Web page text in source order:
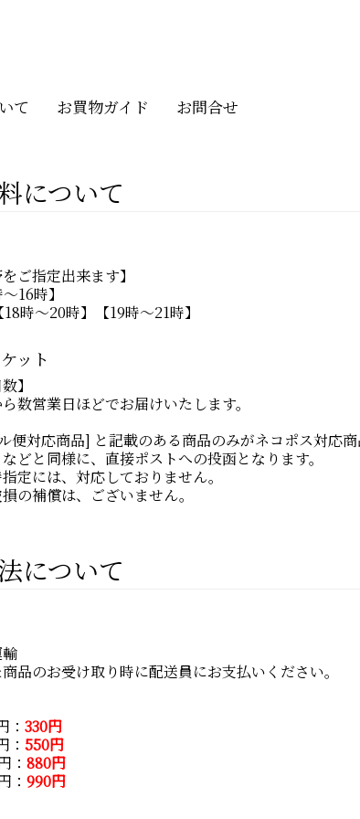
て お買物ガイド お問合せ
について
ご指定出来ます】
16時】
18時～20時】【19時～21時】
ット
】
数営業日ほどでお届けいたします。
対応商品] と記載のある商品のみがネコポス対応商
どと同様に、直接ポストへの投函となります。
定には、対応しておりません。
の補償は、ございません。
について
輸
品のお受け取り時に配送員にお支払いください。
330円
： 550円
： 880円
： 990円